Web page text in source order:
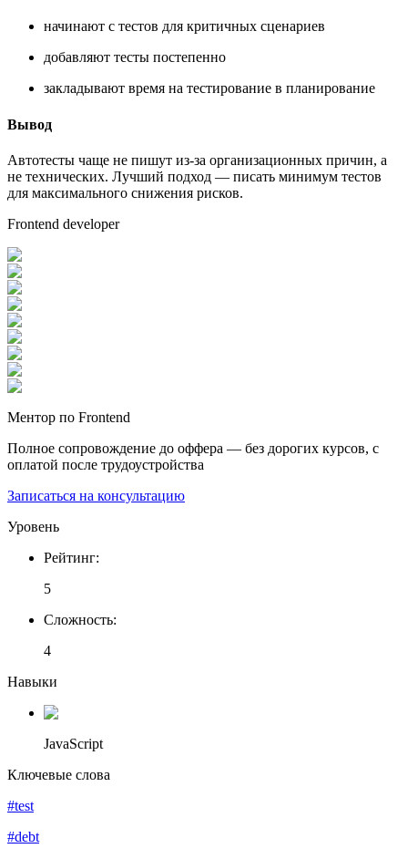
начинают с тестов для критичных сценариев
добавляют тесты постепенно
закладывают время на тестирование в планирование
Вывод
Автотесты чаще не пишут из-за организационных причин, а
не технических. Лучший подход — писать минимум тестов
для максимального снижения рисков.
Frontend developer
Ментор по Frontend
Полное сопровождение до оффера — без дорогих курсов, с
оплатой после трудоустройства
Записаться на консультацию
Уровень
Рейтинг:
5
Сложность:
4
Навыки
JavaScript
Ключевые слова
#test
#debt